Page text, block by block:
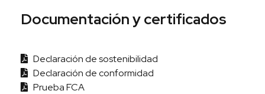
Documentación y certificados
Declaración de sostenibilidad
Declaración de conformidad
Prueba FCA